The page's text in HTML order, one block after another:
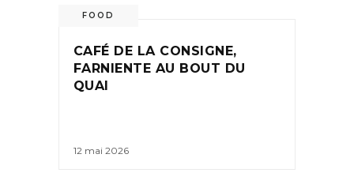
FOOD
CAFÉ DE LA CONSIGNE,
FARNIENTE AU BOUT DU
QUAI
12 mai 2026